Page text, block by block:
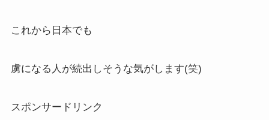
これから日本でも
虜になる人が続出しそうな気がします(笑)
スポンサードリンク